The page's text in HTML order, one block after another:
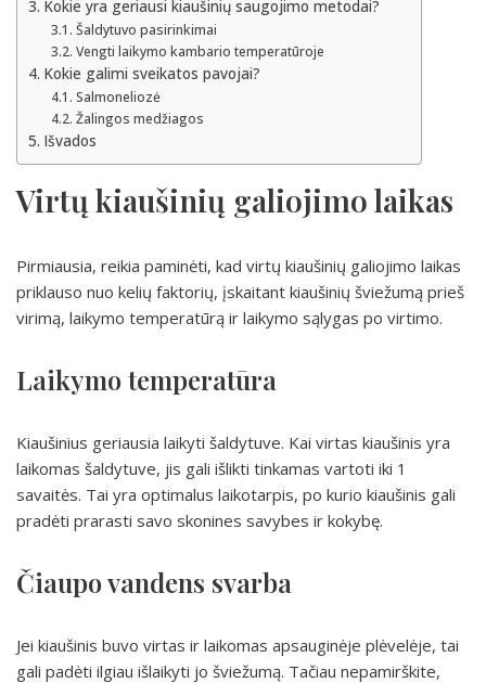
Kokie yra geriausi kiaušinių saugojimo metodai?
Šaldytuvo pasirinkimai
Vengti laikymo kambario temperatūroje
Kokie galimi sveikatos pavojai?
Salmoneliozė
Žalingos medžiagos
Išvados
Virtų kiaušinių galiojimo laikas
Pirmiausia, reikia paminėti, kad virtų kiaušinių galiojimo laikas
priklauso nuo kelių faktorių, įskaitant kiaušinių šviežumą prieš
virimą, laikymo temperatūrą ir laikymo sąlygas po virtimo.
Laikymo temperatūra
Kiaušinius geriausia laikyti šaldytuve. Kai virtas kiaušinis yra
laikomas šaldytuve, jis gali išlikti tinkamas vartoti iki 1
savaitės. Tai yra optimalus laikotarpis, po kurio kiaušinis gali
pradėti prarasti savo skonines savybes ir kokybę.
Čiaupo vandens svarba
Jei kiaušinis buvo virtas ir laikomas apsauginėje plėvelėje, tai
gali padėti ilgiau išlaikyti jo šviežumą. Tačiau nepamirškite,